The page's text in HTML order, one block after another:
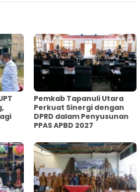
Pemkab Tapanuli Utara
Perkuat Sinergi dengan
DPRD dalam Penyusunan
PPAS APBD 2027